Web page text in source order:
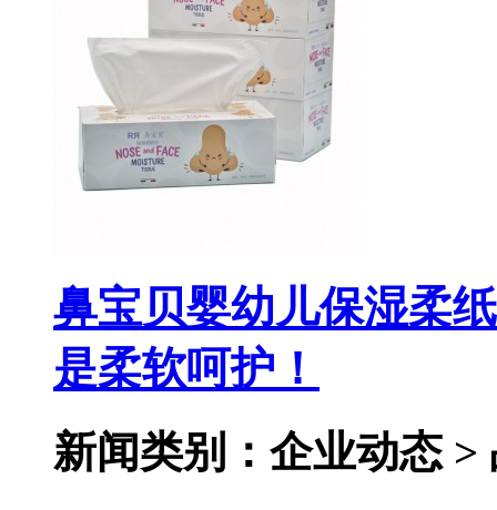
鼻宝贝婴幼儿保湿柔
是柔软呵护！
新闻类别：企业动态 >